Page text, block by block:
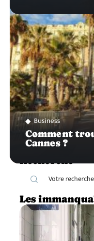
Business
Comment
Cannes ?
Recherche
Les